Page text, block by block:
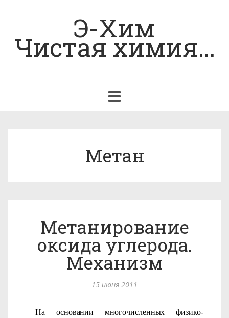
Э-Хим
Чистая химия...
navigation
Метан
Метанирование
оксида углерода.
Механизм
15 июня 2011
На основании многочисленных физико-